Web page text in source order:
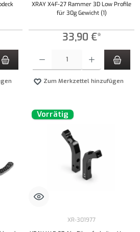
XRAY X4F-27 Rammer 3D Low Profile
für 30g Gewicht (1)
33,90 €*
Zum Merkzettel hinzufügen
Vorrätig
XR-301977